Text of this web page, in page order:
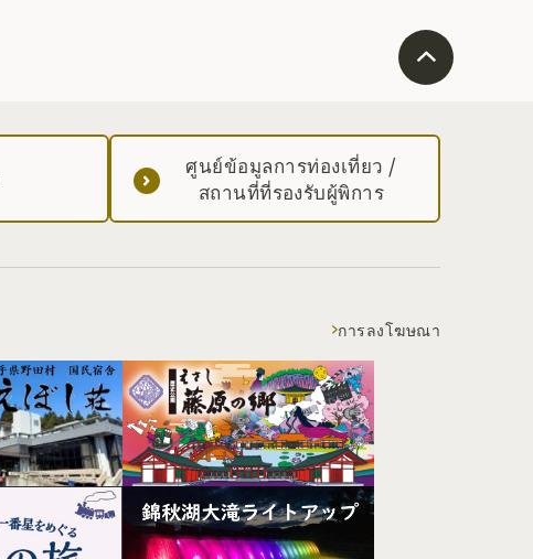
ศูนย์ข้อมูลการท่องเที่ยว /
สถานที่ที่รองรับผู้พิการ
การลงโฆษณา